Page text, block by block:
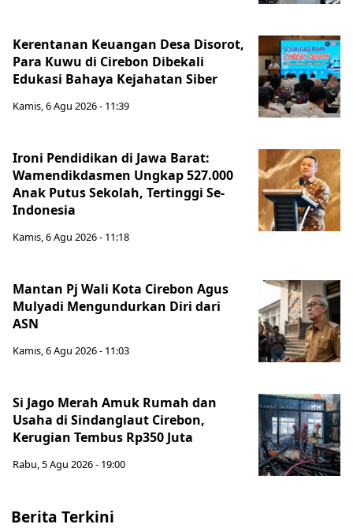
Kerentanan Keuangan Desa Disorot,
Para Kuwu di Cirebon Dibekali
Edukasi Bahaya Kejahatan Siber
Kamis, 6 Agu 2026 - 11:39
Ironi Pendidikan di Jawa Barat:
Wamendikdasmen Ungkap 527.000
Anak Putus Sekolah, Tertinggi Se-
Indonesia
Kamis, 6 Agu 2026 - 11:18
Mantan Pj Wali Kota Cirebon Agus
Mulyadi Mengundurkan Diri dari
ASN
Kamis, 6 Agu 2026 - 11:03
Si Jago Merah Amuk Rumah dan
Usaha di Sindanglaut Cirebon,
Kerugian Tembus Rp350 Juta
Rabu, 5 Agu 2026 - 19:00
Berita Terkini